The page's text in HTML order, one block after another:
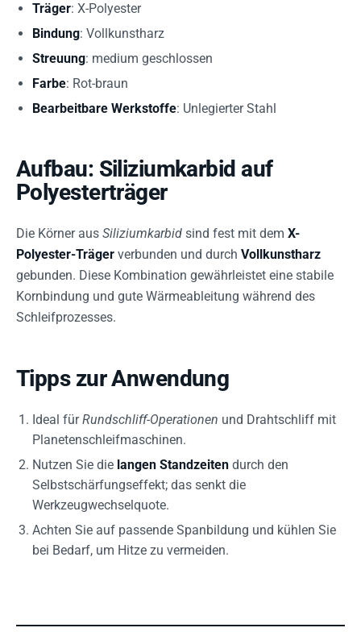
Träger: X-Polyester
Bindung: Vollkunstharz
Streuung: medium geschlossen
Farbe: Rot-braun
Bearbeitbare Werkstoffe: Unlegierter Stahl
Aufbau: Siliziumkarbid auf
Polyesterträger
Die Körner aus Siliziumkarbid sind fest mit dem X-
Polyester-Träger verbunden und durch Vollkunstharz
gebunden. Diese Kombination gewährleistet eine stabile
Kornbindung und gute Wärmeableitung während des
Schleifprozesses.
Tipps zur Anwendung
Ideal fürRundschliff-Operationen und Drahtschliff mit
Planetenschleifmaschinen.
Nutzen Sie die langen Standzeiten durch den
Selbstschärfungseffekt; das senkt die
Werkzeugwechselquote.
Achten Sie auf passende Spanbildung und kühlen Sie
bei Bedarf, um Hitze zu vermeiden.